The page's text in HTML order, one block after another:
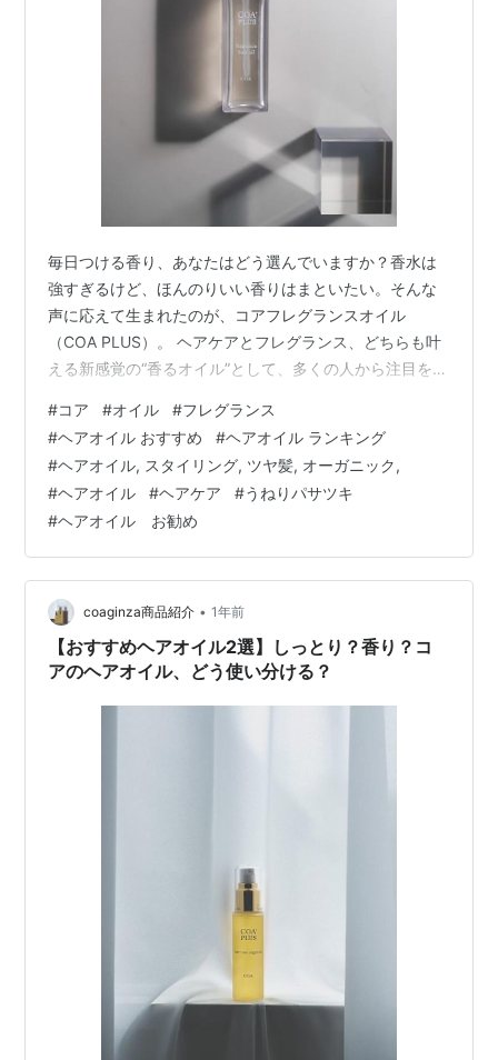
毎日つける香り、あなたはどう選んでいますか？香水は
強すぎるけど、ほんのりいい香りはまといたい。そんな
声に応えて生まれたのが、コアフレグランスオイル
（COA PLUS）。 ヘアケアとフレグランス、どちらも叶
える新感覚の“香るオイル”として、多くの人から注目を集
コアフレグランスオイルは、髪に自然なツヤと軽さを与
えながら、上品な香りがふわっと長時間続くのが魅力。
ベタつかず、指通りなめらか 髪にまとわせるだけで、自
然な香りに 香水が苦手な人でも心地よく使える 乾いた髪
にも、スタイリングの仕上げにも。髪が揺れるたびに、
ふわっと広がる香りが印象的。 …
#コア #オイル #フレグランス
#ヘアオイル おすすめ #ヘアオイル ランキング
#ヘアオイル, スタイリング, ツヤ髪, オーガニック,
#ヘアオイル #ヘアケア #うねりパサツキ
#ヘアオイル お勧め
coaginza商品紹介 • 1年前
【おすすめヘアオイル2選】しっとり？香り？コ
アのヘアオイル、どう使い分ける？